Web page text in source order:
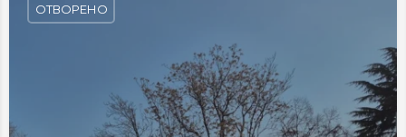
ОТВОРЕНО